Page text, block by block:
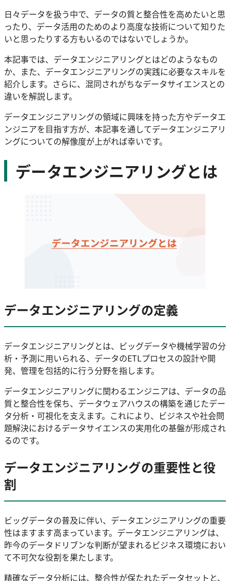
日々データを扱う中で、データの質と整合性を高めたいと思
ったり、データ活用のためのより高度な技術について知りた
いと思ったりする方もいるのではないでしょうか。
本記事では、データエンジニアリングとはどのようなもの
か、また、データエンジニアリングの実践に必要なスキルを
紹介します。さらに、混同されがちなデータサイエンスとの
違いを解説します。
データエンジニアリングの領域に興味を持った方やデータエ
ンジニアを目指す方が、本記事を通してデータエンジニアリ
ングについての解像度が上がれば幸いです。
データエンジニアリングとは
データエンジニアリングの定義
データエンジニアリングとは、ビッグデータや機械学習の分
析・予測に用いられる、データのETLプロセスの設計や開
発、管理を包括的に行う分野を指します。
データエンジニアリングに関わるエンジニアは、データの品
質と整合性を保ち、データウェアハウスの構築を通じたデー
タ分析・可視化を支えます。これにより、ビジネスや社会問
題解決におけるデータサイエンスの実用化の基盤が形成され
るのです。
データエンジニアリングの重要性と役
割
ビッグデータの普及に伴い、データエンジニアリングの重要
性はますます高まっています。データエンジニアリングは、
昨今のデータドリブンな判断が望まれるビジネス環境におい
て不可欠な役割を果たします。
精確なデータ分析には、整合性が保たれたデータセットと、